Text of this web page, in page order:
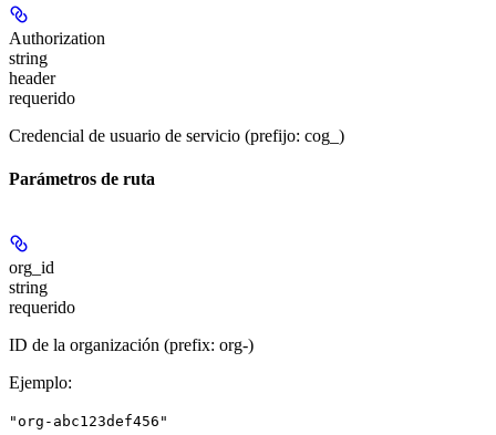
Authorization
string
header
requerido
Credencial de usuario de servicio (prefijo: cog_)
Parámetros de ruta
org_id
string
requerido
ID de la organización (prefix: org-)
Ejemplo:
"org-abc123def456"